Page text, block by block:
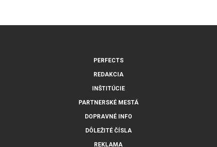
PERFECTS
REDAKCIA
INŠTITÚCIE
PARTNERSKÉ MESTÁ
DOPRAVNÉ INFO
DÔLEŽITÉ ČÍSLA
REKLAMA